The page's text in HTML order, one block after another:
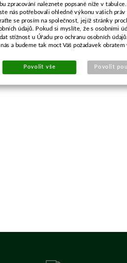
zpracování naleznete popsané níže v
nás potřebovali ohledně výkonu vašich
se prosím na společnost, jejíž stránky
údajů. Pokud si myslíte, že s osobními
stížnost u Úřadu pro ochranu osobních
nás a budeme tak moct Váš požadavek
Povolit vše Povolit